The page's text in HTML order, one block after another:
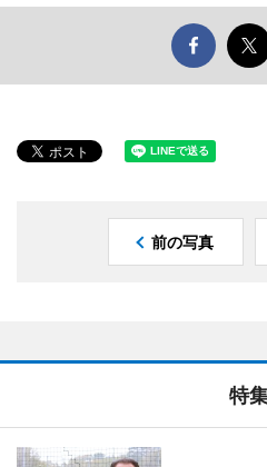
前の写真
特